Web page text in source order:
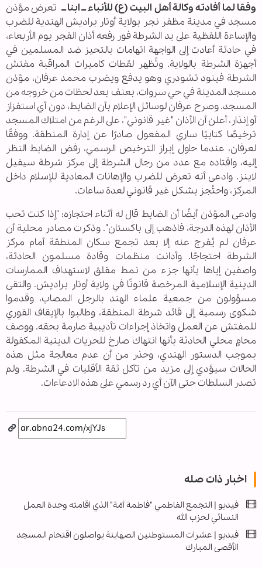
وفقا لما أفادته وكالة أهل البيت (ع) للأنباء ــ ابنا ــ تعرض مؤذن
مسجد في مدينة مظفر نجر بولاية أوتار براديش الهندية للضرب
والإساءة اللفظية على يد الشرطة فور رفعه أذان الفجر يوم الأربعاء،
في حادثة أعادت إلى الواجهة اتهامات بالتحيز ضد المسلمين في
أجهزة الشرطة بالولاية. وتُظهر لقطات كاميرات المراقبة مفتش
الشرطة فينود تشودري وهو يدفع ويضرب محمد عرفان، مؤذن
مسجد المدينة في حي سروات، بعنف بعد لحظات من خروجه من
المسجد. وصرح عرفان لوسائل الإعلام بأن الضابط، دون أي استفزاز
أو إنذار، أعلن أن الأذان "غير قانوني"، على الرغم من امتلاك المسجد
ترخيصًا كتابيًا ساري المفعول صادرًا عن إدارة المنطقة. ووفقًا
لعرفان، عندما حاول إبراز الترخيص الرسمي، رفض الضابط النظر
إليه، واقتاده مع عدد من رجال الشرطة إلى مركز شرطة سيفيل
لاينز. وادعى أنه تعرض للضرب والإهانات المعادية للإسلام داخل
المركز، واحتُجز بشكل غير قانوني لعدة ساعات.
وادعى المؤذن أيضًا أن الضابط قال له أثناء احتجازه: "إذا كنت تحب
الأذان لهذه الدرجة، فاذهب إلى باكستان". وذكرت مصادر محلية أن
عرفان لم يُفرج عنه إلا بعد تجمع سكان المنطقة أمام مركز
الشرطة احتجاجًا. وأدانت منظمات وقادة مسلمون الحادثة،
واصفين إياها بأنها جزء من نمط مقلق لاستهداف الممارسات
الدينية الإسلامية المرخصة قانونًا في ولاية أوتار براديش. والتقى
مسؤولون من جمعية علماء الهند بالرجل المصاب، وقدموا
شكوى رسمية إلى قائد شرطة المنطقة، وطالبوا بالإيقاف الفوري
للمفتش عن العمل واتخاذ إجراءات تأديبية صارمة بحقه. ووصف
محامٍ محلي الحادثة بأنها انتهاك صارخ للحريات الدينية المكفولة
بموجب الدستور الهندي، وحذر من أن عدم معالجة مثل هذه
الحالات سيؤدي إلى مزيد من تآكل ثقة الأقليات في الشرطة. ولم
تصدر السلطات حتى الآن أي رد رسمي على هذه الادعاءات.
اخبار ذات صله
فيديو | التجمع الفاطمي "فاطمة أمّة" الذي اقامته وحدة العمل
النسائي لحزب الله
فیديو | عشرات المستوطنين الصهاينة يواصلون اقتحام المسجد
الأقصى المبارك